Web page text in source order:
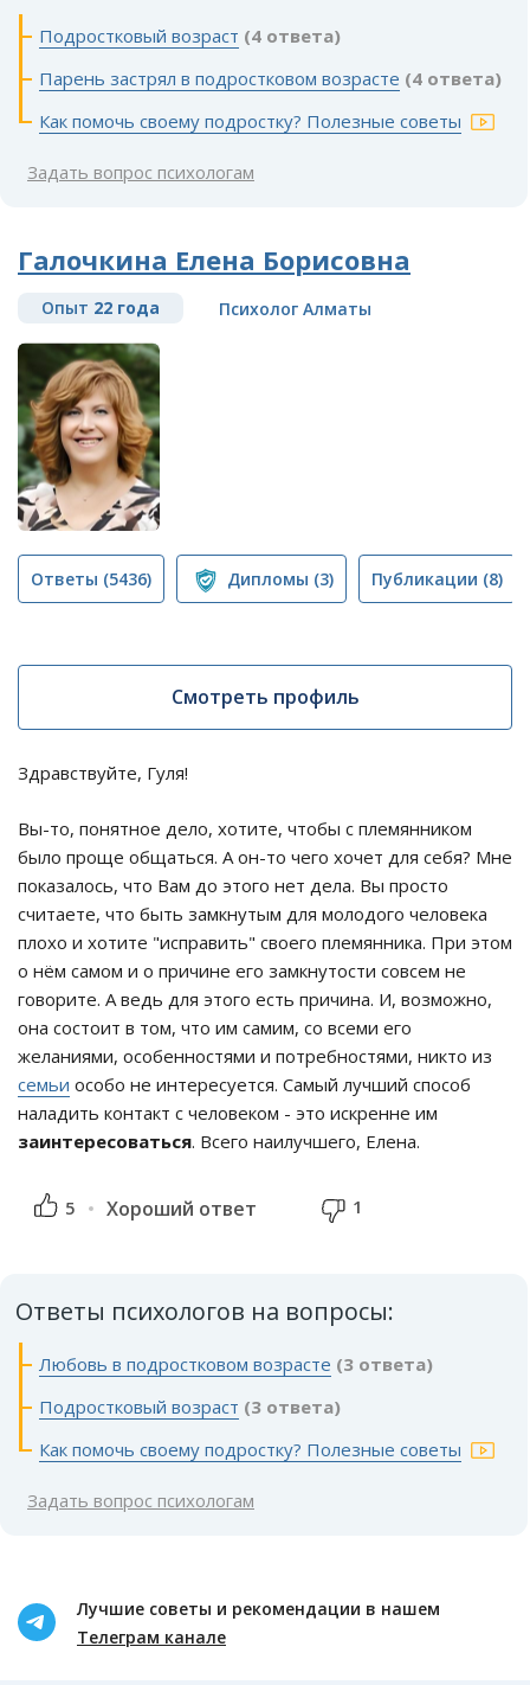
Подростковый возраст (4 ответа)
Парень застрял в подростковом возрасте (4 ответа)
Как помочь своему подростку? Полезные советы
Задать вопрос психологам
Галочкина Елена Борисовна
Опыт 22 года Психолог Алматы
Ответы (5436) Дипломы (3) Публикации (8)
Смотреть профиль
Здравствуйте, Гуля!
Вы-то, понятное дело, хотите, чтобы с племянником
было проще общаться. А он-то чего хочет для себя? Мне
показалось, что Вам до этого нет дела. Вы просто
считаете, что быть замкнутым для молодого человека
плохо и хотите "исправить" своего племянника. При этом
о нём самом и о причине его замкнутости совсем не
говорите. А ведь для этого есть причина. И, возможно,
она состоит в том, что им самим, со всеми его
желаниями, особенностями и потребностями, никто из
семьи особо не интересуется. Самый лучший способ
наладить контакт с человеком - это искренне им
заинтересоваться. Всего наилучшего, Елена.
5 Хороший ответ 1
Ответы психологов на вопросы:
Любовь в подростковом возрасте (3 ответа)
Подростковый возраст (3 ответа)
Как помочь своему подростку? Полезные советы
Задать вопрос психологам
Лучшие советы и рекомендации в нашем
Телеграм канале